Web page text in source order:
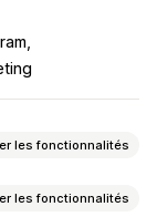
les fonctionnalités
les fonctionnalités